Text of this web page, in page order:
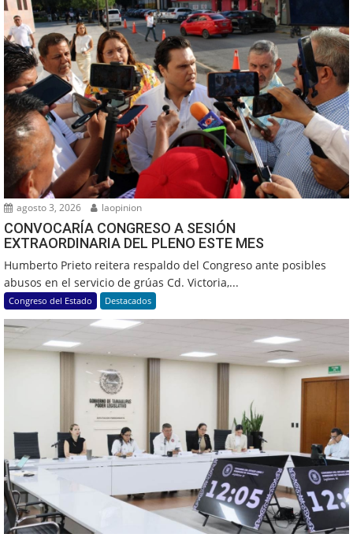
agosto 3, 2026 laopinion
CONVOCARÍA CONGRESO A SESIÓN
EXTRAORDINARIA DEL PLENO ESTE MES
Humberto Prieto reitera respaldo del Congreso ante posibles
abusos en el servicio de grúas Cd. Victoria,...
Congreso del Estado Destacados